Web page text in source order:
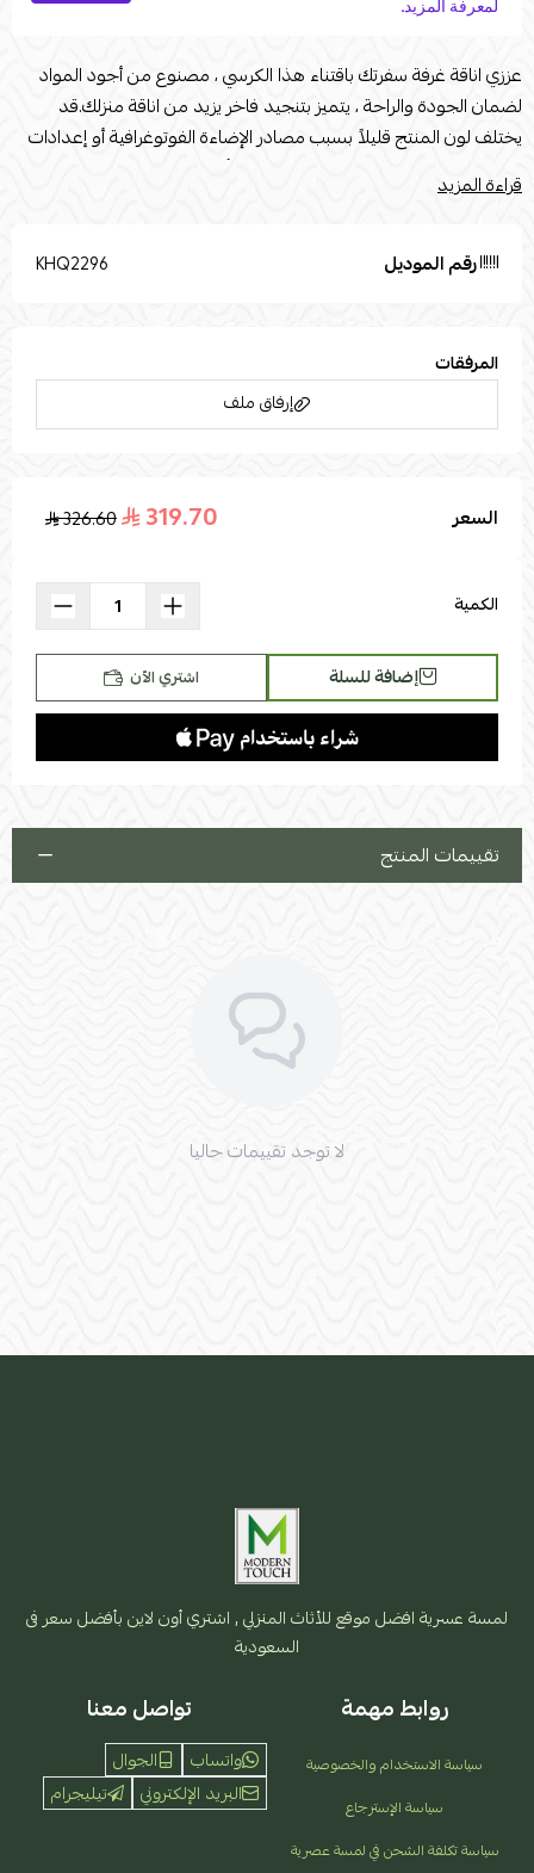
عززي اناقة غرفة سفرتك باقتناء هذا الكرسي ، مصنوع من أجود المواد
لضمان الجودة والراحة ، يتميز بتنجيد فاخر يزيد من اناقة منزلك.قد
يختلف لون المنتج قليلاً بسبب مصادر الإضاءة الفوتوغرافية أو إعدادات
شاشتك. تستخدم صور المنتج المرفقة في أغراض التوضيح فقط.القياسات
قراءة المزيد
رقم الموديل KHQ2296
المرفقات
إرفاق ملف
اسحب و افلت الملف هنا
السعر 319.70
326.60
الكمية
إضافة للسلة اشتري الآن
تقييمات المنتج
لا توجد تقييمات حاليا
لمسة عسرية افضل موقع للأثاث المنزلي , اشتري أون لاين بأفضل سعر فى
السعودية
روابط مهمة
سياسة الاستخدام والخصوصية
سياسة الإسترجاع
سياسة تكلفة الشحن في لمسة عصرية
تواصل معنا
واتساب
الجوال
البريد الإلكتروني
تيليجرام